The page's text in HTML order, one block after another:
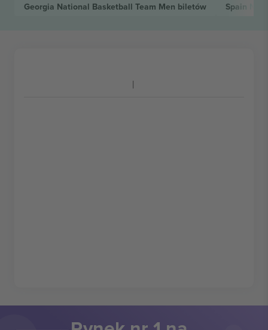
Georgia National Basketball Team Men biletów Spain